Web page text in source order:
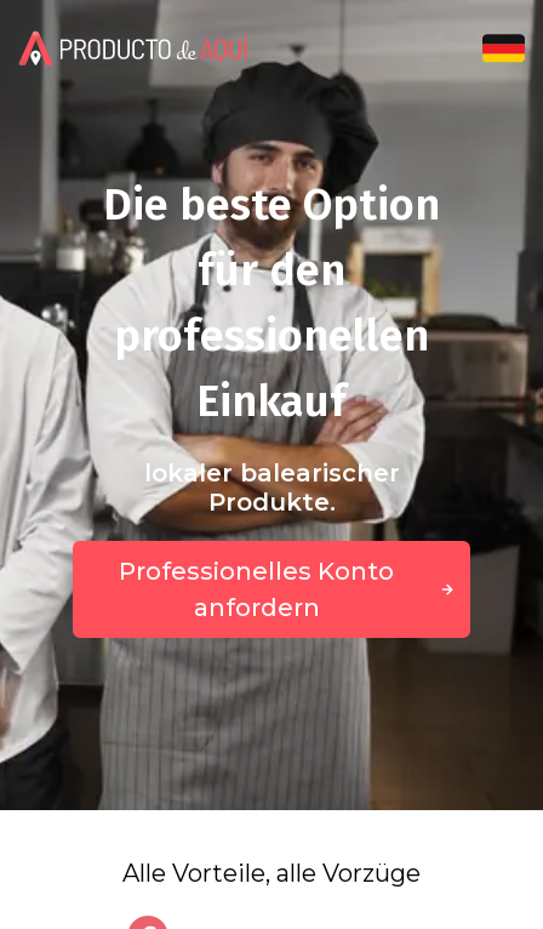
Producto de Aquí
Die beste Option
für den
professionellen
Einkauf
lokaler balearischer
Produkte.
Professionelles Konto
anfordern
Alle Vorteile, alle Vorzüge